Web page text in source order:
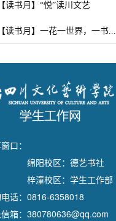
【读书月】“悦”读川文艺
【读书月】一花一世界，一书...
口：
阳校区：德艺书社
潼校区：学生工作部
话：0816-6358018
箱：380780636@qq.com